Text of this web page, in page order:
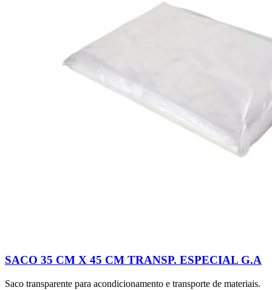
SACO 35 CM X 45 CM TRANSP. ESPECIAL G.A
Saco transparente para acondicionamento e transporte de materiais.